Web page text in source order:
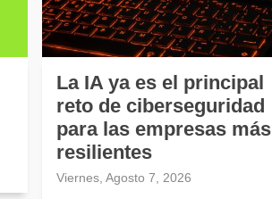
La IA ya es el principal
reto de ciberseguridad
para las empresas más
resilientes
Viernes, Agosto 7, 2026